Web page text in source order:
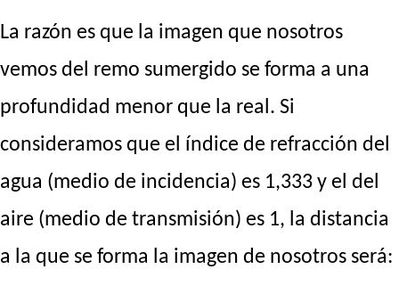
La razón es que la imagen que nosotros
vemos del remo sumergido se forma a una
profundidad menor que la real. Si
consideramos que el índice de refracción del
agua (medio de incidencia) es 1,333 y el del
aire (medio de transmisión) es 1, la distancia
a la que se forma la imagen de nosotros será: